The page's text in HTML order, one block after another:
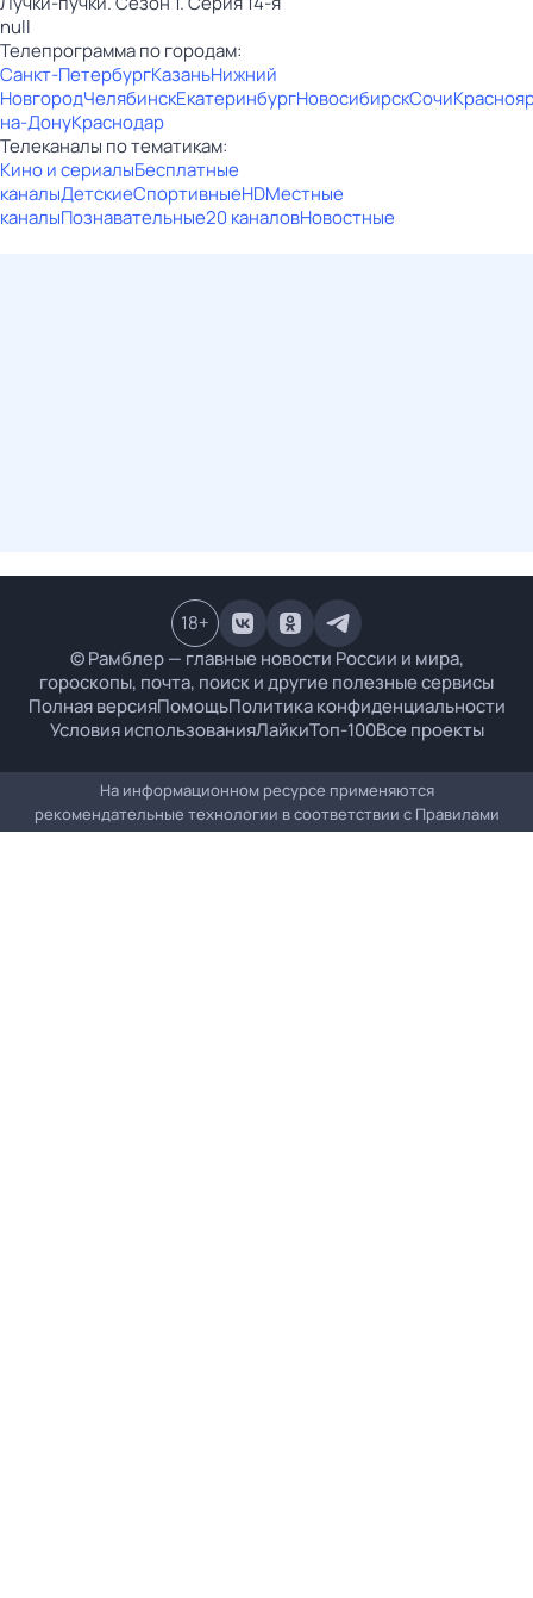
null
Телепрограмма по городам:
Санкт-ПетербургКазаньНижний
НовгородЧелябинскЕкатеринбургНовосибирскСочи
на-ДонуКраснодар
Телеканалы по тематикам:
Кино и сериалыБесплатные
каналыДетскиеСпортивныеHDМестные
каналыПознавательные20 каналовНовостные
© Рамблер — главные новости России и мира,
гороскопы, почта, поиск и другие полезные сервисы
Полная версияПомощьПолитика конфиденциальности
Условия использованияЛайкиТоп-100Все проекты
18+
На информационном ресурсе применяются
рекомендательные технологии в соответствии с Правилами